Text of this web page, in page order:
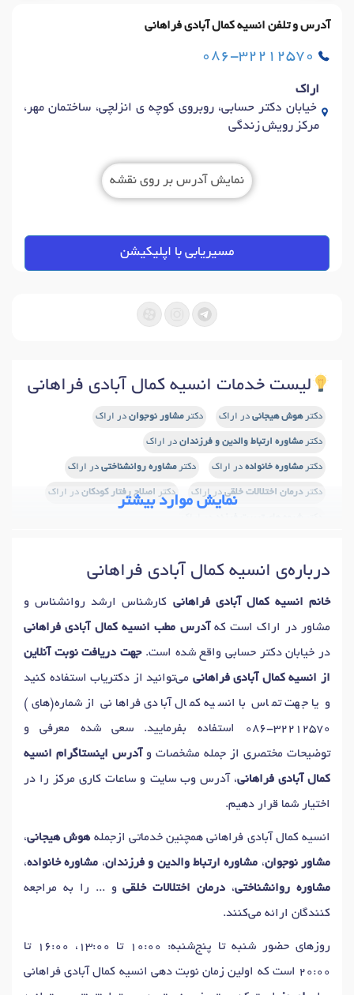
آدرس و تلفن انسیه کمال آبادی فراهانی
086-32212570
اراک
خیابان دکتر حسابی، روبروی کوچه ی انزلچی، ساختمان مهر،
مرکز رویش زندگی
نمایش آدرس بر روی نقشه
مسیریابی با اپلیکیشن
لیست خدمات انسیه کمال آبادی فراهانی
دکترهوش هیجانی در اراک دکترمشاور نوجوان در اراک
دکترمشاوره ارتباط والدین و فرزندان در اراک
دکترمشاوره خانواده در اراک دکترمشاوره روانشناختی در اراک
دکتردرمان اختلالات خلقیدر اراک دکتر اصلاح رفتار کودکان در اراک
نمایش موارد بیشتر
درباره‌ی انسیه کمال آبادی فراهانی
خانم انسیه کمال آبادی فراهانی کارشناس ارشد روانشناس و
مشاور در اراک است که آدرس مطب انسیه کمال آبادی فراهانی
در خیابان دکتر حسابی واقع شده است.جهت دریافت نوبت آنلاین
از انسیه کمال آبادی فراهانی می‌توانید از دکتریاب استفاده کنید
و یا جهت تماس با انسیه کمال آبادی فراهانی از شماره(های)
086-32212570
استفاده بفرمایید. سعی شده معرفی و
توضیحات مختصری از جمله مشخصات و آدرس اینستاگرام انسیه
کمال آبادی فراهانی، آدرس وب سایت و ساعات کاری مرکز را در
اختیار شما قرار دهیم.
انسیه کمال آبادی فراهانی همچنین خدماتی ازجملههوش هیجانی،
مشاور نوجوان، مشاوره ارتباط والدین و فرزندان، مشاوره خانواده،
مشاوره روانشناختی، درمان اختلالات خلقیو ... را به مراجعه
کنندگان ارائه می‌کنند.
روزهای حضور شنبه تا پنج‌شنبه: 10:00 تا 13:00، 16:00 تا
20:00 است که اولین زمان نوبت دهی انسیه کمال آبادی فراهانی